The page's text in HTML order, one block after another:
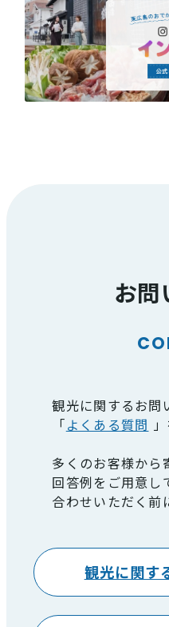
お問
観光に関するお問
「よくある質問
多くのお客様から
回答例をご用意し
合わせいただく前
観光に関す